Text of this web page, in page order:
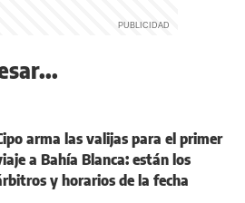
arma las valijas para el primer
a Bahía Blanca: están los
y horarios de la fecha